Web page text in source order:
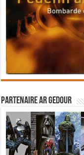
Partenaire Ar Gedour